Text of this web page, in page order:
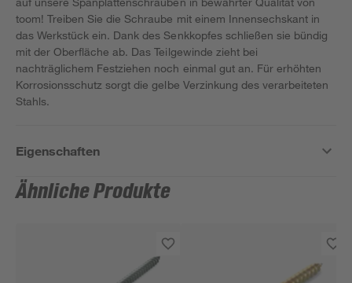
toom! Treiben Sie die Schraube mit einem Innensechskant in
das Werkstück ein. Dank des Senkkopfes schließen sie bündig
mit der Oberfläche ab. Das Teilgewinde zieht bei
nachträglichem Festziehen noch einmal gut an. Für erhöhten
Korrosionsschutz sorgt die gelbe Verzinkung des verarbeiteten
Stahls.
Eigenschaften
Ähnliche Produkte